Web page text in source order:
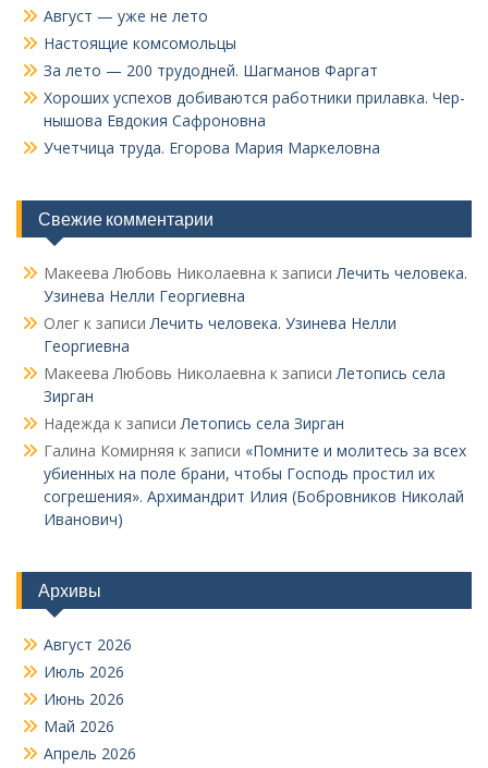
Август — уже не лето
Настоящие комсомольцы
За лето — 200 трудодней. Шагманов Фаргат
Хороших успехов добиваются работники прилавка. Чер­
нышова Евдокия Сафроновна
Учетчица труда. Его­рова Мария Маркеловна
Свежие комментарии
Макеева Любовь Николаевна к записиЛечить человека.
Узинева Нелли Георгиевна
Олег к записиЛечить человека. Узинева Нелли
Георгиевна
Макеева Любовь Николаевна к записиЛетопись села
Зирган
Надежда к записиЛетопись села Зирган
Галина Комирняя к записи «Помните и молитесь за всех
убиенных на поле брани, чтобы Господь простил их
согрешения». Архимандрит Илия (Бобровников Николай
Иванович)
Архивы
Август 2026
Июль 2026
Июнь 2026
Май 2026
Апрель 2026